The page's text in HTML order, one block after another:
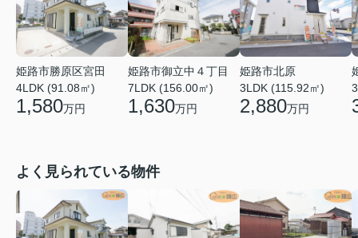
姫路市勝原区宮田
4LDK (91.08㎡)
1,580万円
姫路市御立中４丁目
7LDK (156.00㎡)
1,630万円
姫路市北原
3LDK (115.92㎡)
2,880万円
よく見られている物件